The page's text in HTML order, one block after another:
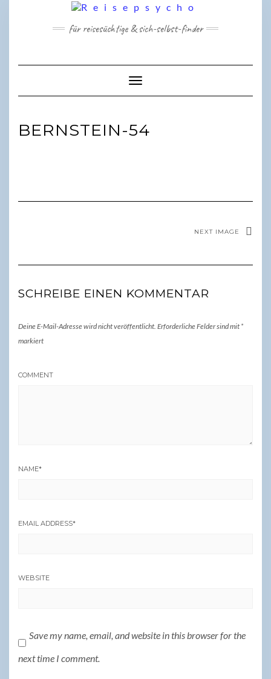
für reisesüchtige & sich-selbst-finder
Toggle Navigation
BERNSTEIN-54
NEXT IMAGE
SCHREIBE EINEN KOMMENTAR
Deine E-Mail-Adresse wird nicht veröffentlicht. Erforderliche Felder sind mit *
markiert
COMMENT
NAME*
EMAIL ADDRESS*
WEBSITE
Save my name, email, and website in this browser for the
next time I comment.